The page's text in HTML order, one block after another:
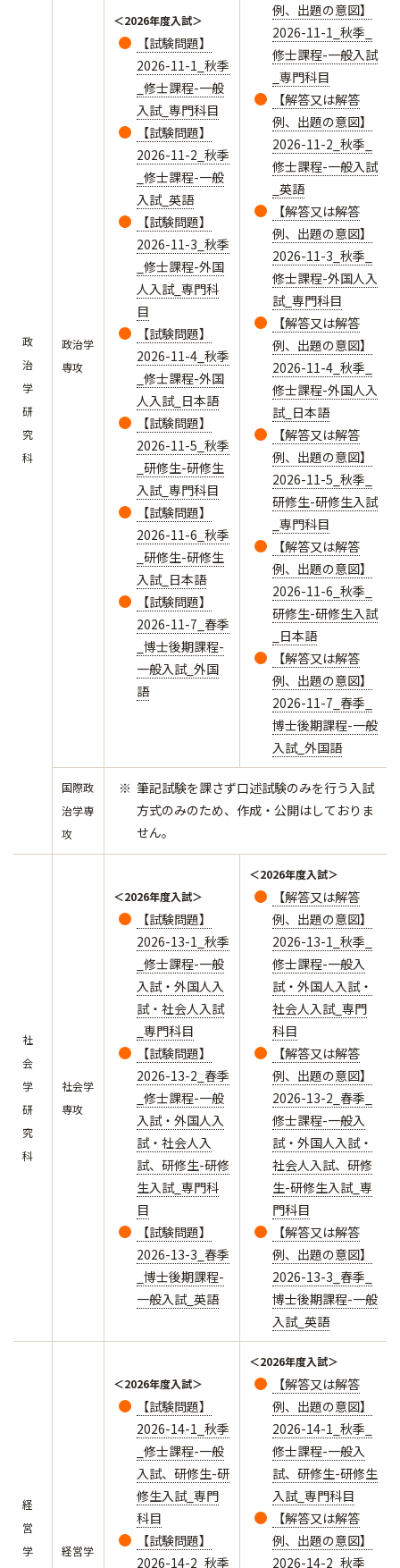
政
治
学
研
究
科
政治学
専攻
＜2026年度入試＞
【試験問題】
2026-11-1_秋季
_修士課程-一般
入試_専門科目
【試験問題】
2026-11-2_秋季
_修士課程-一般
入試_英語
【試験問題】
2026-11-3_秋季
_修士課程-外国
人入試_専門科
目
【試験問題】
2026-11-4_秋季
_修士課程-外国
人入試_日本語
【試験問題】
2026-11-5_秋季
_研修生-研修生
入試_専門科目
【試験問題】
2026-11-6_秋季
_研修生-研修生
入試_日本語
【試験問題】
2026-11-7_春季
_博士後期課程-
一般入試_外国
語
例、出題の意図】
2026-11-1_秋季_
修士課程-一般入試
_専門科目
【解答又は解答
例、出題の意図】
2026-11-2_秋季_
修士課程-一般入試
_英語
【解答又は解答
例、出題の意図】
2026-11-3_秋季_
修士課程-外国人入
試_専門科目
【解答又は解答
例、出題の意図】
2026-11-4_秋季_
修士課程-外国人入
試_日本語
【解答又は解答
例、出題の意図】
2026-11-5_秋季_
研修生-研修生入試
_専門科目
【解答又は解答
例、出題の意図】
2026-11-6_秋季_
研修生-研修生入試
_日本語
【解答又は解答
例、出題の意図】
2026-11-7_春季_
博士後期課程-一般
入試_外国語
国際政
治学専
攻
筆記試験を課さず口述試験のみを行う入試
方式のみのため、作成・公開はしておりま
せん。
社
会
学
研
究
科
社会学
専攻
＜2026年度入試＞
【試験問題】
2026-13-1_秋季
_修士課程-一般
入試・外国人入
試・社会人入試
_専門科目
【試験問題】
2026-13-2_春季
_修士課程-一般
入試・外国人入
試・社会人入
試、研修生-研修
生入試_専門科
目
【試験問題】
2026-13-3_春季
_博士後期課程-
一般入試_英語
＜2026年度入試＞
【解答又は解答
例、出題の意図】
2026-13-1_秋季_
修士課程-一般入
試・外国人入試・
社会人入試_専門
科目
【解答又は解答
例、出題の意図】
2026-13-2_春季_
修士課程-一般入
試・外国人入試・
社会人入試、研修
生-研修生入試_専
門科目
【解答又は解答
例、出題の意図】
2026-13-3_春季_
博士後期課程-一般
入試_英語
経
営
学
経営学
＜2026年度入試＞
【試験問題】
2026-14-1_秋季
_修士課程-一般
入試、研修生-研
修生入試_専門
科目
【試験問題】
2026-14-2_秋季
＜2026年度入試＞
【解答又は解答
例、出題の意図】
2026-14-1_秋季_
修士課程-一般入
試、研修生-研修生
入試_専門科目
【解答又は解答
例、出題の意図】
2026-14-2_秋季_